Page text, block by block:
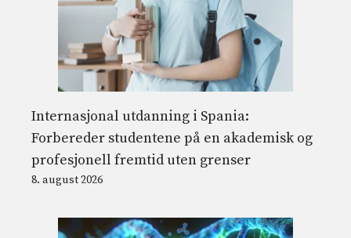
Internasjonal utdanning i Spania:
Forbereder studentene på en akademisk og
profesjonell fremtid uten grenser
8. august 2026